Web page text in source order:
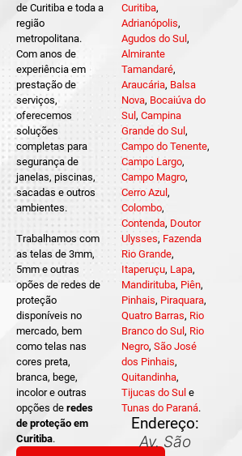
de Curitiba e toda a
região
metropolitana.
Com anos de
experiência em
prestação de
serviços,
oferecemos
soluções
completas para
segurança de
janelas, piscinas,
sacadas e outros
ambientes.
Trabalhamos com
as telas de 3mm,
5mm e outras
opões de redes de
proteção
disponíveis no
mercado, bem
como telas nas
cores preta,
branca, bege,
incolor e outras
opções deredes
de proteção em
Curitiba.
Curitiba,
Adrianópolis,
Agudos do Sul ,
Almirante
Tamandaré,
Araucária, Balsa
Nova, Bocaiúva do
Sul , Campina
Grande do Sul ,
Campo do Tenente,
Campo Largo,
Campo Magro,
Cerro Azul ,
Colombo,
Contenda, Doutor
Ulysses, Fazenda
Rio Grande,
Itaperuçu, Lapa,
Mandirituba, Piên,
Pinhais, Piraquara,
Quatro Barras, Rio
Branco do Sul , Rio
Negro, São José
dos Pinhais,
Quitandinha,
Tijucas do Sul e
Tunas do Paraná.
Endereço:
Av. São